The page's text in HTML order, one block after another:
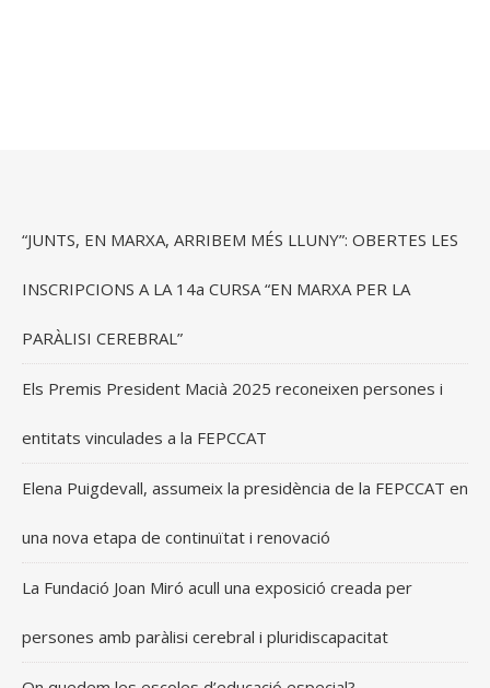
“JUNTS, EN MARXA, ARRIBEM MÉS LLUNY”: OBERTES LES
INSCRIPCIONS A LA 14a CURSA “EN MARXA PER LA
PARÀLISI CEREBRAL”
Els Premis President Macià 2025 reconeixen persones i
entitats vinculades a la FEPCCAT
Elena Puigdevall, assumeix la presidència de la FEPCCAT en
una nova etapa de continuïtat i renovació
La Fundació Joan Miró acull una exposició creada per
persones amb paràlisi cerebral i pluridiscapacitat